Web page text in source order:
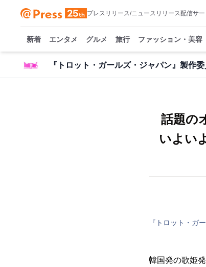
プレスリリース/ニュースリリース配信サ
新着 エンタメ グルメ 旅行 ファッション・美容
『トロット・ガールズ・ジャパン』製作
話題の
いよい
『トロット・ガ
韓国発の歌姫